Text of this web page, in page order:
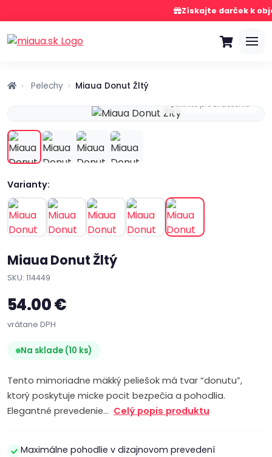
Získajte darček k
Pelechy Miaua Donut Žltý
Kliknite pre zväčšenie
Varianty:
Miaua Donut Žltý
SKU: 114449
54.00 €
vrátane DPH
Na sklade (10 ks)
Tento mimoriadne mäkký peliešok má tvar “donutu”,
ktorý poskytuje micke pocit bezpečia a pohodlia.
Elegantné prevedenie… Celý popis produktu
Maximálne pohodlie v dizajnovom prevedení